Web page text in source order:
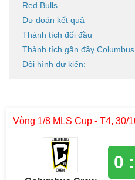
Red Bulls
Dự đoán kết quả
Thành tích đối đầu
Thành tích gần đây
Đội hình dự kiến: